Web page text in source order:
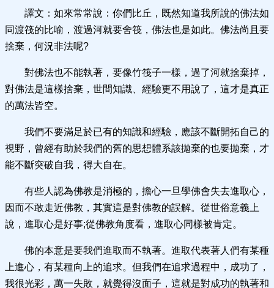
譯文：如來常常說：你們比丘，既然知道我所說的佛法如
同渡筏的比喻，渡過河就要舍筏，佛法也是如此。佛法尚且要
捨棄，何況非法呢?
對佛法也不能執著，要像竹筏子一樣，過了河就捨棄掉，
對佛法是這樣捨棄，世間知識、經驗更不用說了，這才是真正
的萬法皆空。
我們不要滿足於已有的知識和經驗，應該不斷開拓自己的
視野，曾經有助於我們的舊的思想體系該拋棄的也要拋棄，才
能不斷突破自我，得大自在。
有些人認為佛教是消極的，擔心一旦學佛會失去進取心，
因而不敢走近佛教，其實這是對佛教的誤解。從世俗意義上
說，進取心是好事;從佛教角度看，進取心同樣被肯定。
佛的本意是要我們進取而不執著。進取代表著人們有某種
上進心，有某種向上的追求。但我們在追求過程中，成功了，
我很光彩，萬一失敗，就覺得沒面子，這就是對成功的執著和